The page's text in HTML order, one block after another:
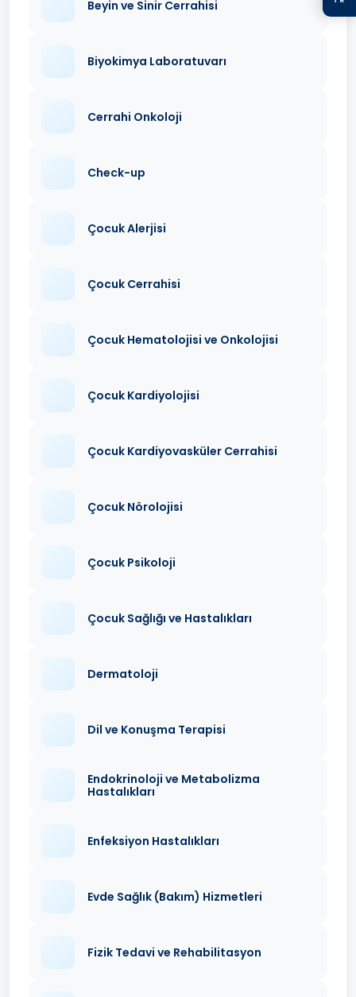
Beyin ve Sinir Cerrahisi
Biyokimya Laboratuvarı
Cerrahi Onkoloji
Check-up
Çocuk Alerjisi
Çocuk Cerrahisi
Çocuk Hematolojisi ve Onkolojisi
Çocuk Kardiyolojisi
Çocuk Kardiyovasküler Cerrahisi
Çocuk Nörolojisi
Çocuk Psikoloji
Çocuk Sağlığı ve Hastalıkları
Dermatoloji
Dil ve Konuşma Terapisi
Endokrinoloji ve Metabolizma
Hastalıkları
Enfeksiyon Hastalıkları
Evde Sağlık (Bakım) Hizmetleri
Fizik Tedavi ve Rehabilitasyon